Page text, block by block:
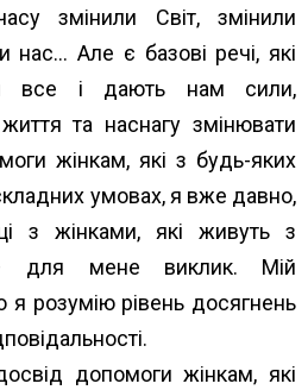
змінили Світ, змінили
нас… Але є базові речі, які
все і дають нам сили,
та наснагу змінювати
жінкам, які з будь-яких
умовах, я вже давно,
з жінками, які живуть з
– для мене виклик. Мій
я розумію рівень досягнень
допомоги жінкам, які